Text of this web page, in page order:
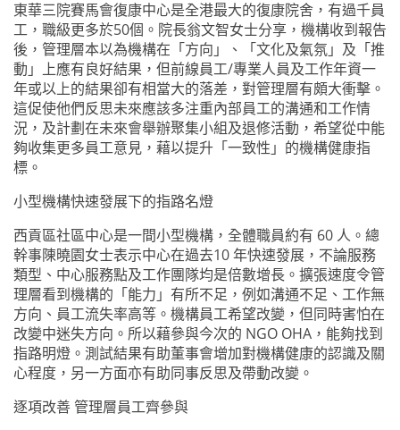
東華三院賽馬會復康中心是全港最大的復康院舍，有過千員
工，職級更多於50個。院長翁文智女士分享，機構收到報告
後，管理層本以為機構在「方向」、「文化及氣氛」及「推
動」上應有良好結果，但前線員工/專業人員及工作年資一
年或以上的結果卻有相當大的落差，對管理層有頗大衝擊。
這促使他們反思未來應該多注重內部員工的溝通和工作情
況，及計劃在未來會舉辦聚集小組及退修活動，希望從中能
夠收集更多員工意見，藉以提升「一致性」的機構健康指
標。
小型機構快速發展下的指路名燈
西貢區社區中心是一間小型機構，全體職員約有 60 人。總
幹事陳曉園女士表示中心在過去10 年快速發展，不論服務
類型、中心服務點及工作團隊均是倍數增長。擴張速度令管
理層看到機構的「能力」有所不足，例如溝通不足、工作無
方向、員工流失率高等。機構員工希望改變，但同時害怕在
改變中迷失方向。所以藉參與今次的 NGO OHA，能夠找到
指路明燈。測試結果有助董事會增加對機構健康的認識及關
心程度，另一方面亦有助同事反思及帶動改變。
逐項改善 管理層員工齊參與